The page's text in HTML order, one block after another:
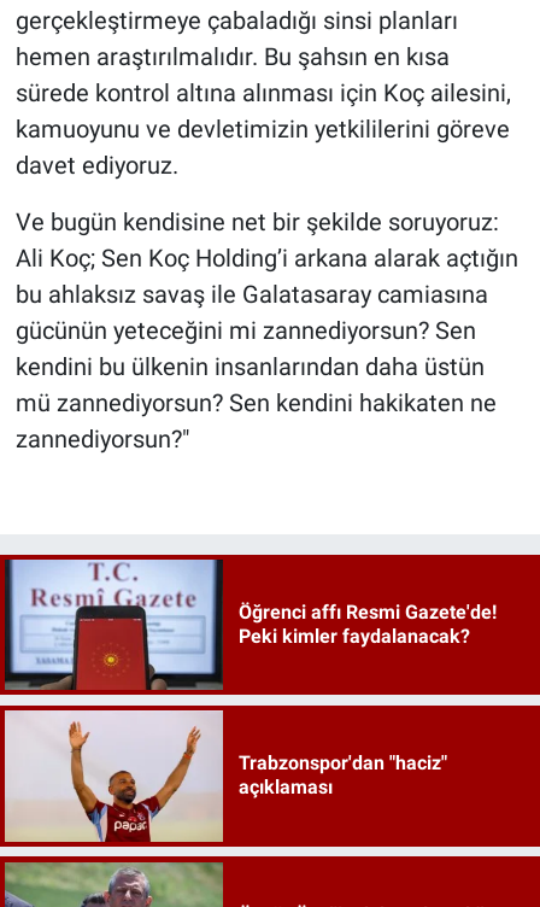
gerçekleştirmeye çabaladığı sinsi planları
hemen araştırılmalıdır. Bu şahsın en kısa
sürede kontrol altına alınması için Koç ailesini,
kamuoyunu ve devletimizin yetkililerini göreve
davet ediyoruz.
Ve bugün kendisine net bir şekilde soruyoruz:
Ali Koç; Sen Koç Holding’i arkana alarak açtığın
bu ahlaksız savaş ile Galatasaray camiasına
gücünün yeteceğini mi zannediyorsun? Sen
kendini bu ülkenin insanlarından daha üstün
mü zannediyorsun? Sen kendini hakikaten ne
zannediyorsun?"
Öğrenci affı Resmi Gazete'de!
Peki kimler faydalanacak?
Trabzonspor'dan "haciz"
açıklaması